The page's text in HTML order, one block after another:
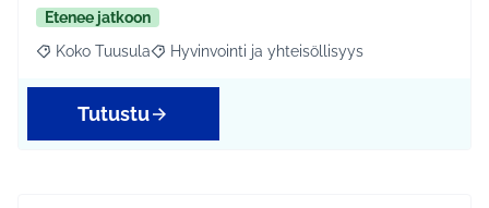
Etenee jatkoon
Rajaa tulokset aihepiirin mukaan: Koko Tuusula
Koko Tuusula Rajaa tulokset teeman mukaan: Hyvinvointi ja
Hyvinvointi ja yhteisöllisyys
Tutustu